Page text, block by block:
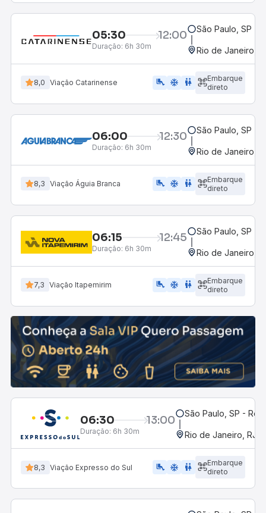
05:30 12:00
Duração: 6h 30m
São Paulo, SP -
Rio de Janeiro,
8,0 Viação Catarinense airline_seat_legroom_extra ac_unit WC
Embarque
direto
06:00 12:30
Duração: 6h 30m
São Paulo, SP -
Rio de Janeiro,
8,3 Viação Águia Branca airline_seat_legroom_extra ac_unit WC
Embarque
direto
06:15 12:45
Duração: 6h 30m
São Paulo, SP -
Rio de Janeiro,
7,3 Viação Itapemirim airline_seat_legroom_extra ac_unit WC
Embarque
direto
06:30 13:00
Duração: 6h 30m
São Paulo, SP -
Rio de Janeiro, RJ -
8,3 Viação Expresso do Sul airline_seat_legroom_extra ac_unit WC
Embarque
direto